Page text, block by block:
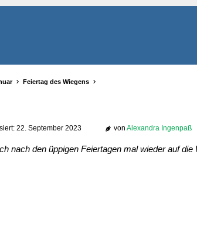
Feiertag des Wiegens
22. September 2023 von Alexandra Ingenpaß
nach den üppigen Feiertagen mal wieder auf die